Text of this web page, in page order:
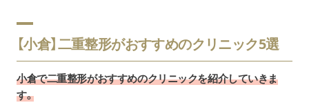
【小倉】二重整形がおすすめのクリニック5選
小倉で二重整形がおすすめのクリニックを紹介していきま
す。